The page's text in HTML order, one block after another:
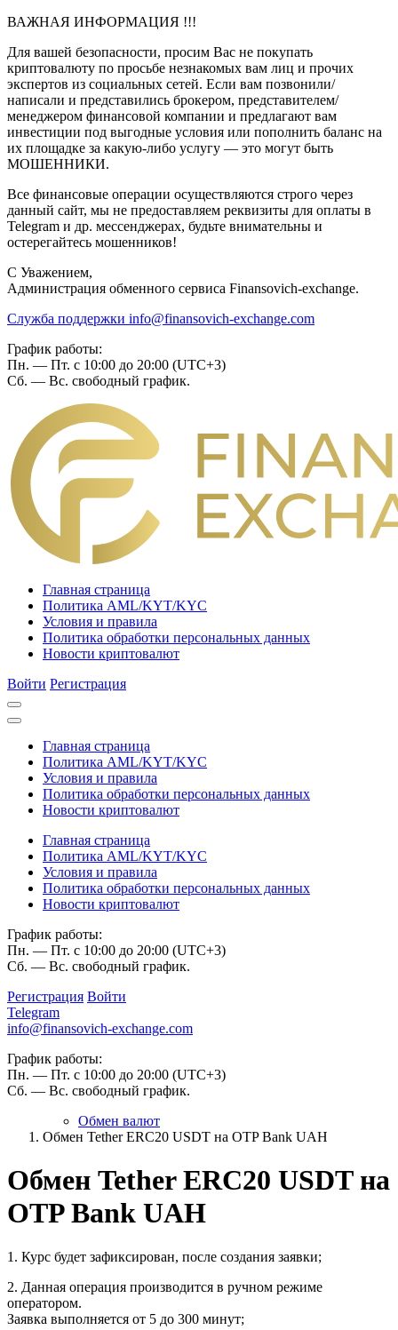
ВАЖНАЯ ИНФОРМАЦИЯ !!!
Для вашей безопасности, просим Вас не покупать
криптовалюту по просьбе незнакомых вам лиц и прочих
экспертов из социальных сетей. Если вам позвонили/
написали и представились брокером, представителем/
менеджером финансовой компании и предлагают вам
инвестиции под выгодные условия или пополнить баланс на
их площадке за какую-либо услугу — это могут быть
МОШЕННИКИ.
Все финансовые операции осуществляются строго через
данный сайт, мы не предоставляем реквизиты для оплаты в
Telegram и др. мессенджерах, будьте внимательны и
остерегайтесь мошенников!
C Уважением,
Администрация обменного сервиса Finansovich-exchange.
Служба поддержки info@finansovich-exchange.com
График работы:
Пн. — Пт. с 10:00 до 20:00 (UTC+3)
Сб. — Вс. свободный график.
Главная страница
Политика AML/KYT/KYC
Условия и правила
Политика обработки персональных данных
Новости криптовалют
Войти Регистрация
Главная страница
Политика AML/KYT/KYC
Условия и правила
Политика обработки персональных данных
Новости криптовалют
Главная страница
Политика AML/KYT/KYC
Условия и правила
Политика обработки персональных данных
Новости криптовалют
График работы:
Пн. — Пт. с 10:00 до 20:00 (UTC+3)
Сб. — Вс. свободный график.
Регистрация Войти
Telegram
info@finansovich-exchange.com
График работы:
Пн. — Пт. с 10:00 до 20:00 (UTC+3)
Сб. — Вс. свободный график.
Обмен валют
Обмен Tether ERC20 USDT на OTP Bank UAH
Обмен Tether ERC20 USDT на
OTP Bank UAH
1. Курс будет зафиксирован, после создания заявки;
2. Данная операция производится в ручном режиме
оператором.
Заявка выполняется от 5 до 300 минут;